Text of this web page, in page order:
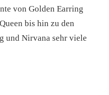
von Golden Earring
bis hin zu den
und Nirvana sehr viele